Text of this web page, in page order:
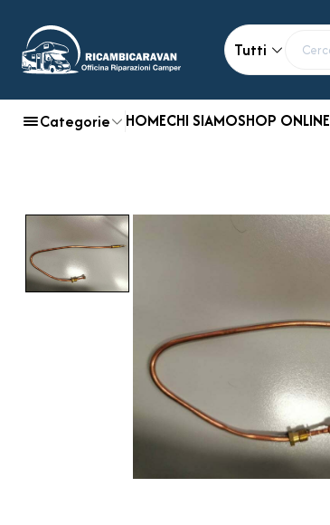
Tutti
Categorie HOMECHI SIAMOSHOP ONLINE